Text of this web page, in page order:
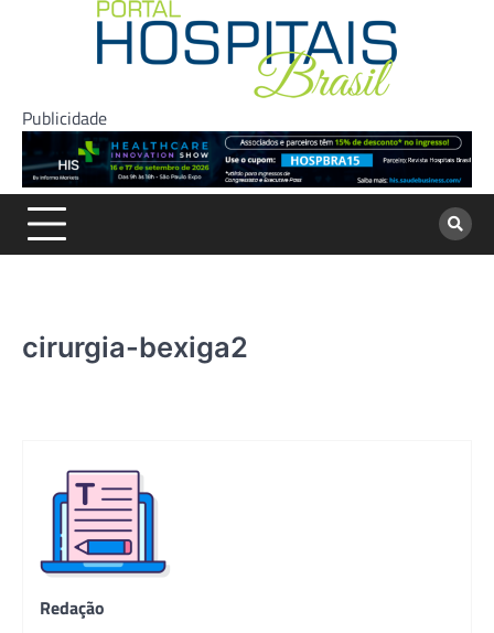
Publicidade
cirurgia-bexiga2
Redação